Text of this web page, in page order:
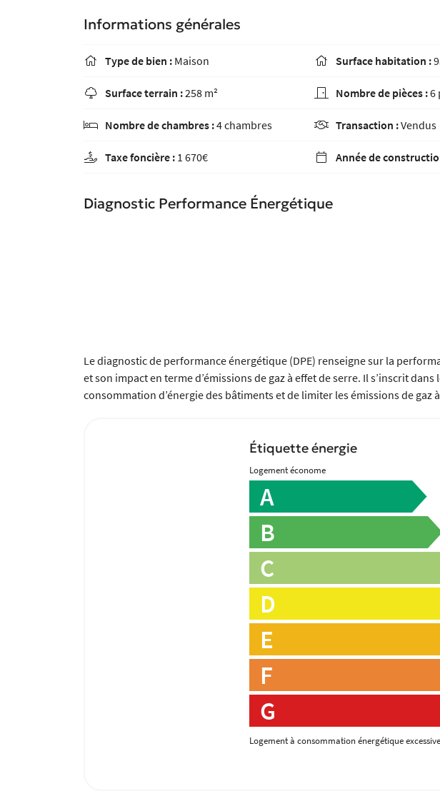
Informations générales
 Type de bien : Maison  Surface habitation :
 Surface terrain :258 m²  Nombre de pièces :6
 Nombre de chambres :4 chambres  Transaction :Vendus
 Taxe foncière : 1 670€  Année de
Diagnostic Performance Énergétique
Le diagnostic de performance énergétique (DPE) renseigne sur la
et son impact en terme d’émissions de gaz à effet de serre. Il s’inscrit
consommation d’énergie des bâtiments et de limiter les émissions de gaz
Étiquette énergie
Logement économe
A
B
C
D
E
F
G
Logement à consommation énergétique excessive